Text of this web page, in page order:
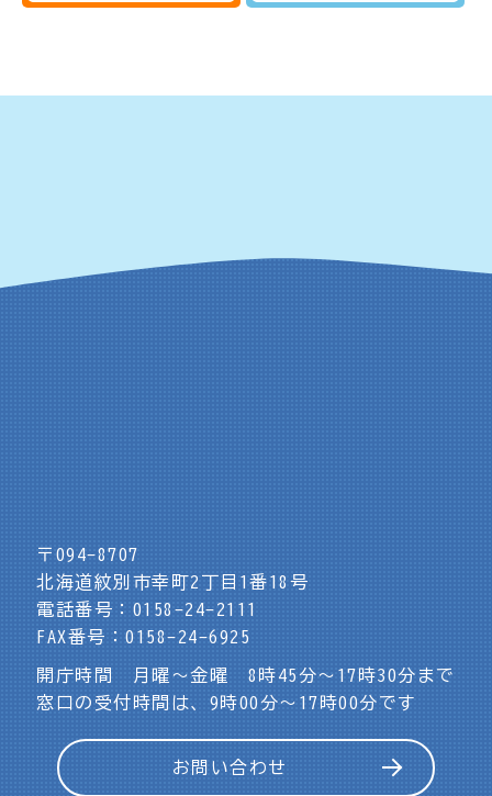
〒094-8707
北海道紋別市幸町2丁目1番18号
電話番号：0158-24-2111
FAX番号：0158-24-6925
開庁時間 月曜～金曜 8時45分～17時30分まで
窓口の受付時間は、9時00分～17時00分です
お問い合わせ